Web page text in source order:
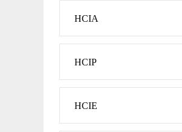
HCIA
HCIP
HCIE